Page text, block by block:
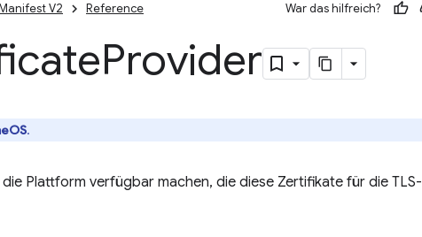
V2 Reference War das hilfreich?
Provider
.
Plattform verfügbar machen, die diese Zertifikate für die TLS-